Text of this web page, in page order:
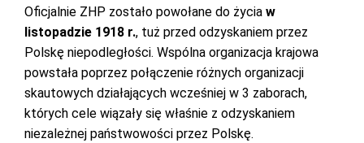
Oficjalnie ZHP zostało powołane do życia w
listopadzie 1918 r., tuż przed odzyskaniem przez
Polskę niepodległości. Wspólna organizacja krajowa
powstała poprzez połączenie różnych organizacji
skautowych działających wcześniej w 3 zaborach,
których cele wiązały się właśnie z odzyskaniem
niezależnej państwowości przez Polskę.